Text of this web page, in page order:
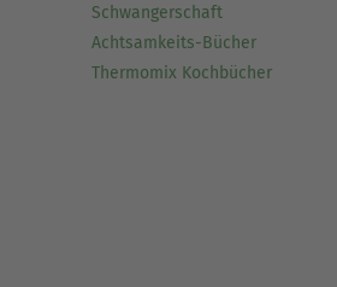
Schwangerschaft
Achtsamkeits-Bücher
Thermomix Kochbücher